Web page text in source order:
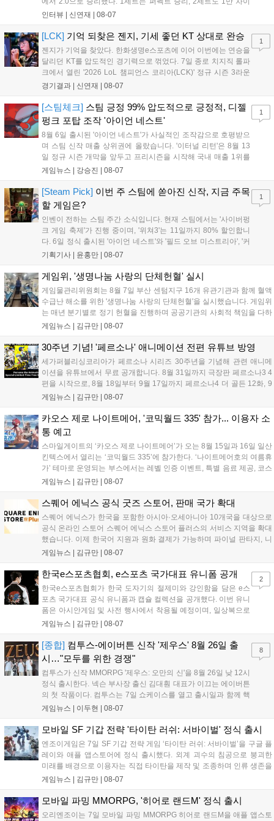
를 벌리며 25분 만에 승리하면서 말 그대로 압도적인 경기력을 선
하며 POM에 선정됐...
인터뷰 | 신연재 08-07
[LCK] 기억 되찾은 젠지, 기세 좋던 KT 상대로 완승
젠지가 기억을 찾았다. 한화생명e스포츠에 이어 이번에는 연승을
달리던 KT를 압도적인 경기력으로 꺾었다. 7일 종로 치지직 롤파
크에서 열린 '2026 LoL 챔피언스 코리아(LCK)' 정규 시즌 3라운
드 레전드 그룹, kt 롤스터와 젠지 e스포츠의 대결에서 젠지가 압
기억을 되찾기라도 한 듯 1,...
경기결과 | 신연재 08-07
1
[스팀체크] 스팀 긍정 99% 압도적으로 긍정적, 디젤
펑크 포탑 조작 '아이언 네스트'
8월 6일 출시된 '아이언 네스트'가 사실적인 조작감으로 호평받으
며 스팀 신작 매출 상위권에 올랐습니다. '이터널 리턴'은 8월 13
일 정규 시즌 개막을 앞두고 프리시즌을 시작해 국내 매출 1위를
기록했습니다. 25주년을 맞은 '고스트 리콘' 시리즈는 8월 6일 쇼
'마블 투혼: 파이팅 소울즈'와 레트로 수리 시뮬레이션 '리스토
리'도 스팀에 정식 출시되었습니다....
게임뉴스 | 강승진 08-07
1
[Steam Pick] 이번 주 스팀에 쏟아진 신작, 지금 주목
할 게임은?
인벤이 전하는 스팀 주간 소식입니다. 현재 스팀에서는 '사이버펑
크 게임 축제'가 진행 중이며, '위쳐3'는 11일까지 80% 할인합니
다. 6일 정식 출시된 '아이언 네스트'와 '필드 오브 미스트리아', '커
세어 코브'가 호평받고 있습니다. 한편, 7일 출시된 '마블 투혼'은
다. 유비소프트의 '고스트리콘: 와일드랜드'는 7년 만의 대규모 업
데이트 '라스트 라이츠'와 함께 95% 할인 중입니다....
기획기사 | 윤홍만 08-07
1
게임위, '생명나눔 사랑의 단체헌혈' 실시
게임물관리위원회는 8월 7일 부산 센텀지구 16개 유관기관과 함께 혈액
수급난 해소를 위한 '생명나눔 사랑의 단체헌혈'을 실시했습니다. 게임위
는 매년 분기별로 정기 헌혈을 진행하며 공공기관의 사회적 책임을 다하
고 있으며, 이번 행사에는 영화진흥위원회 등 14개 기관 임직원이 동참
따뜻한 실천에 참여한 모든 임직원에게 감사의 뜻을 전하며 헌혈 문화
확산에 앞장섰습니다....
게임뉴스 | 김규만 08-07
30주년 기념! '페르소나' 애니메이션 전편 유튜브 방영
세가퍼블리싱코리아가 페르소나 시리즈 30주년을 기념해 관련 애니메
이션을 유튜브에서 무료 공개합니다. 8월 31일까지 극장판 페르소나3 4
편을 시작으로, 8월 18일부터 9월 17일까지 페르소나4 더 골든 12화, 9
월 15일부터 10월 14일까지 페르소나5 시리즈가 순차 공개됩니다. 또한
영상 및 대형 전광판에 소개될 예정입니다....
게임뉴스 | 김규만 08-07
카오스 제로 나이트메어, '코믹월드 335' 참가... 이용자 소
통 예고
스마일게이트의 ‘카오스 제로 나이트메어’가 오는 8월 15일과 16일 일산
킨텍스에서 열리는 ‘코믹월드 335’에 참가한다. ‘나이트메어호의 여름휴
가’ 테마로 운영되는 부스에서는 레벨 인증 이벤트, 특별 음료 제공, 코스
프레 모델 포토존 등 다채로운 행사가 진행된다. 유명 코스어 7인이 캐릭
세한 정보는 공식 커뮤니티에서 확인 가능하다....
게임뉴스 | 김규만 08-07
스퀘어 에닉스 공식 굿즈 스토어, 판매 국가 확대
스퀘어 에닉스가 한국을 포함한 아시아·오세아니아 10개국을 대상으로
공식 온라인 스토어 스퀘어 에닉스 스토어 플러스의 서비스 지역을 확대
했습니다. 이제 한국어 지원과 원화 결제가 가능하며 파이널 판타지, 니
어 등 주요 게임의 피규어, 굿즈를 구매할 수 있습니다. 신상품이 순차적
용 가능합니다....
게임뉴스 | 김규만 08-07
한국e스포츠협회, e스포츠 국가대표 유니폼 공개
한국e스포츠협회가 한국 도자기의 절제미와 강인함을 담은 e스
포츠 국가대표 공식 유니폼과 캡슐 컬렉션을 공개했다. 이번 유니
폼은 아시안게임 및 사전 행사에서 착용될 예정이며, 일상복으로
구성된 컬렉션은 오는 8월 28일부터 골스튜디오 공식 홈페이지
서는 대회 규정에 따라 별도의 유니폼을 착용할 계획이다....
게임뉴스 | 김규만 08-07
2
[종합] 컴투스-에이버튼 신작 '제우스' 8월 26일 출
시…"모두를 위한 경쟁"
컴투스가 신작 MMORPG '제우스: 오만의 신'을 8월 26일 낮 12시
정식 출시한다. 넥슨 부사장 출신 김대훤 대표가 이끄는 에이버튼
의 첫 작품이다. 컴투스는 7일 쇼케이스를 열고 출시일과 함께 핵
심 콘텐츠, 유료화 정책, 운영 방향을 공개했다. 캐릭터명 선점은
의 오만으로 균열이...
게임뉴스 | 이두현 08-07
8
모바일 SF 기갑 전략 '타이탄 러쉬: 서바이벌' 정식 출시
엔조이게임은 7일 SF 기갑 전략 게임 ‘타이탄 러쉬: 서바이벌’을 구글 플
레이와 애플 앱스토어에 정식 출시했다. 외계 괴수의 침공으로 붕괴한
미래를 배경으로 이용자는 직접 타이탄을 제작 및 조종하며 인류 생존을
위한 전투를 펼친다. 지휘관 모집, 피난처 운영, 연맹 협동 콘텐츠가 특징
지원 보상을 제공한다. 상세 내용은 공식 커뮤니티에서 확인 가능하다....
게임뉴스 | 김규만 08-07
모바일 파밍 MMORPG, '히어로 랜드M' 정식 출시
오리엔조이는 7일 모바일 파밍 MMORPG 히어로 랜드M을 애플 앱스토